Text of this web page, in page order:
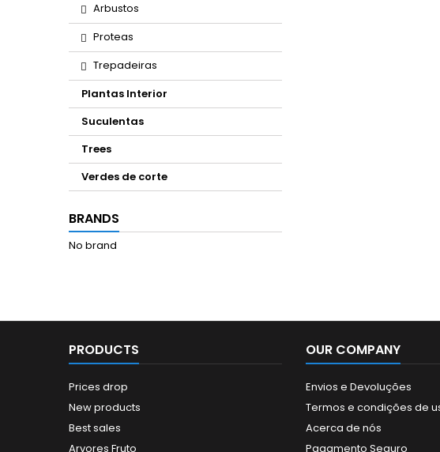
Arbustos
Proteas
Trepadeiras
Plantas Interior
Suculentas
Trees
Verdes de corte
BRANDS
No brand
PRODUCTS
Prices drop
New products
Best sales
Arvores Fruto
OUR COMPANY
Envios e Devoluções
Termos e condições de
Acerca de nós
Pagamento Seguro